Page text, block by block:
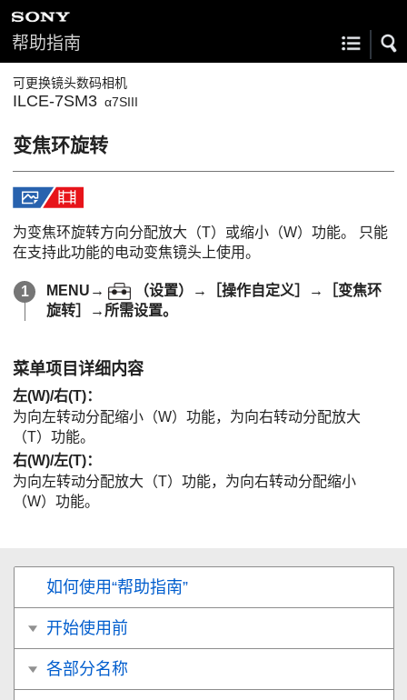
帮助指南
可更换镜头数码相机
ILCE-7SM3 α7SIII
变焦环旋转
为变焦环旋转方向分配放大（T）或缩小（W）功能。 只能
在支持此功能的电动变焦镜头上使用。
MENU → （设置）→ ［操作自定义］ →
［变焦环
旋转］
→所需设置。
菜单项目详细内容
左(W)/右(T)：
为向左转动分配缩小（W）功能，为向右转动分配放大
（T）功能。
右(W)/左(T)：
为向左转动分配放大（T）功能，为向右转动分配缩小
（W）功能。
如何使用“帮助指南”
开始使用前
各部分名称